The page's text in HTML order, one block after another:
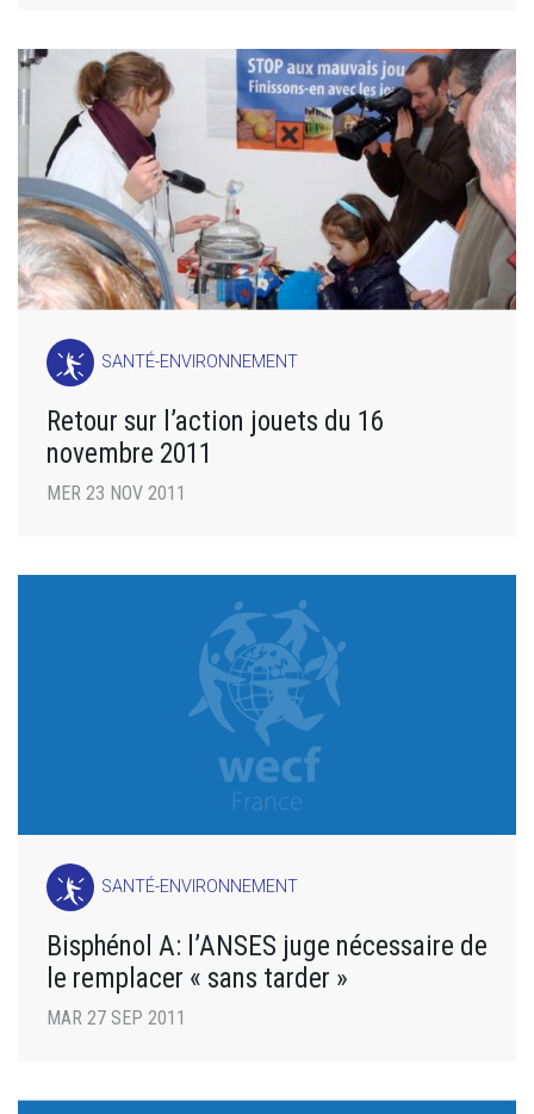
SANTÉ-ENVIRONNEMENT
Retour sur l’action jouets du 16
novembre 2011
MER 23 NOV 2011
SANTÉ-ENVIRONNEMENT
Bisphénol A: l’ANSES juge nécessaire de
le remplacer « sans tarder »
MAR 27 SEP 2011